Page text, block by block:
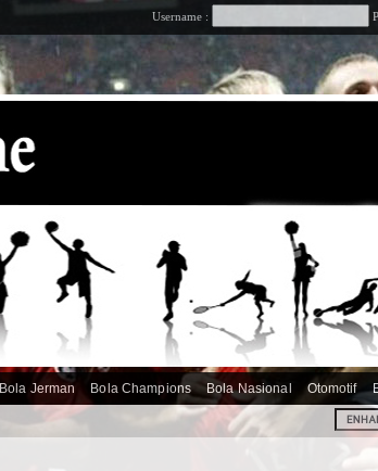
Username :
Bola Jerman Bola Champions Bola Nasional Otomotif